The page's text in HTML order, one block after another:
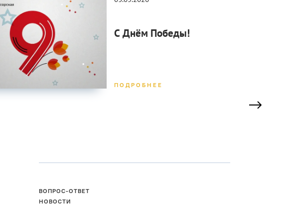
С Днём Победы!
ПОДРОБНЕЕ
ВОПРОС-ОТВЕТ
НОВОСТИ